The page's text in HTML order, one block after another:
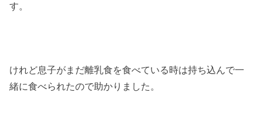
す。
けれど息子がまだ離乳食を食べている時は持ち込んで一
緒に食べられたので助かりました。